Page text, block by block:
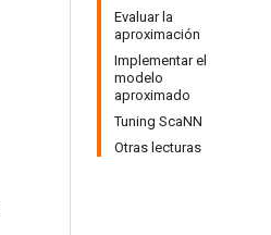
Evaluar la
aproximación
Implementar el
modelo
aproximado
Tuning ScaNN
Otras lecturas